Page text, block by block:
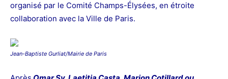
organisé par le Comité Champs-Élysées, en étroite
collaboration avec la Ville de Paris.
Jean-Baptiste Gurliat/Mairie de Paris